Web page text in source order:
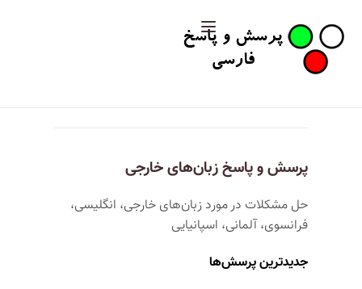
پرسش و پاسخ زبان‌های خارجی
حل مشکلات در مورد زبان‌های خارجی، انگلیسی،
فرانسوی، آلمانی، اسپانیایی
جدیدترین پرسش‌ها